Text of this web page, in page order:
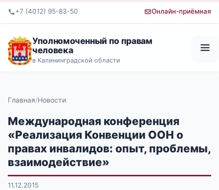
+7 (4012) 95-83-50 Онлайн-приёмная
Уполномоченный по правам
человека
в Калининградской области
Главная Новости
Международная конференция
«Реализация Конвенции ООН о
правах инвалидов: опыт, проблемы,
взаимодействие»
11.12.2015